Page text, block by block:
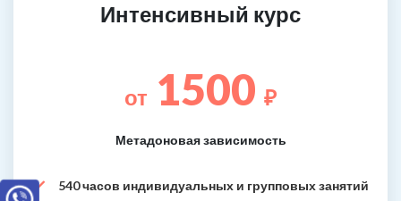
Интенсивный курс
от 1500 ₽
Метадоновая зависимость
540 часов индивидуальных и групповых занятий